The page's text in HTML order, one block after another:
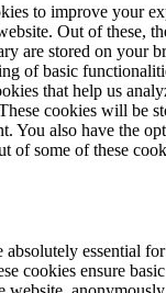
to improve your
Out of these,
are stored on your
of basic
that help us
cookies will be
You also have the
of some of these
absolutely essential
cookies ensure